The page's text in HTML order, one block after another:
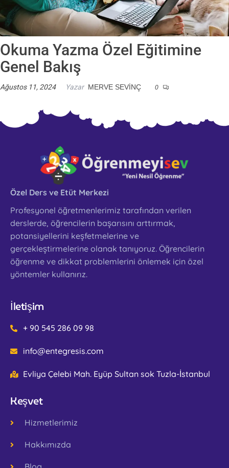
Okuma Yazma Özel Eğitimine
Genel Bakış
Ağustos 11, 2024 Yazar MERVE SEVINÇ 0
Özel Ders ve Etüt Merkezi
Profesyonel öğretmenlerimiz tarafından verilen
derslerde, öğrencilerin başarısını arttırmak,
potansiyellerini keşfetmelerine ve
gerçekleştirmelerine olanak tanıyoruz. Öğrencilerin
öğrenme ve dikkat problemlerini önlemek için özel
yöntemler kullanırız.
İletişim
+ 90 545 286 09 98
info@entegresis.com
Evliya Çelebi Mah. Eyüp Sultan sok Tuzla-İstanbul
Keşvet
Hizmetlerimiz
Hakkımızda